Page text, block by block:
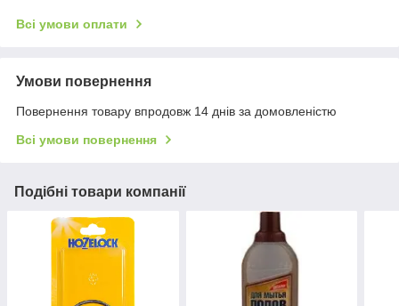
Всі умови оплати
Умови повернення
Повернення товару впродовж 14 днів за домовленістю
Всі умови повернення
Подібні товари компанії